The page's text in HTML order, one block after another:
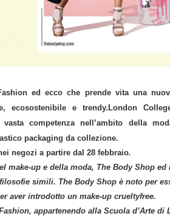
ed ecco che prende vita una
ecosostenibile e trendy.London
competenza nell’ambito della
packaging da collezione.
negozi a partire dal 28 febbraio.
make-up e della moda, The Body Shop
simili. The Body Shop è noto per
aver introdotto un make-up crueltyfree.
appartenendo alla Scuola d’Arte